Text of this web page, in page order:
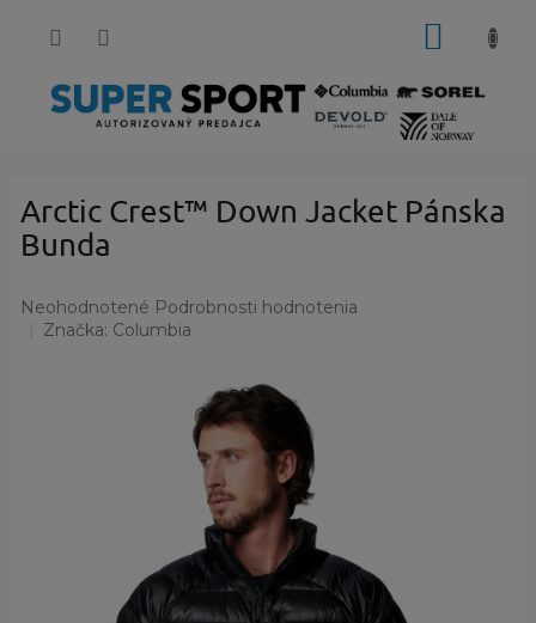
Arctic Crest™ Down Jacket Pánska
Bunda
Priemerné
hodnotenie
Neohodnotené Podrobnosti hodnotenia
Značka: Columbia